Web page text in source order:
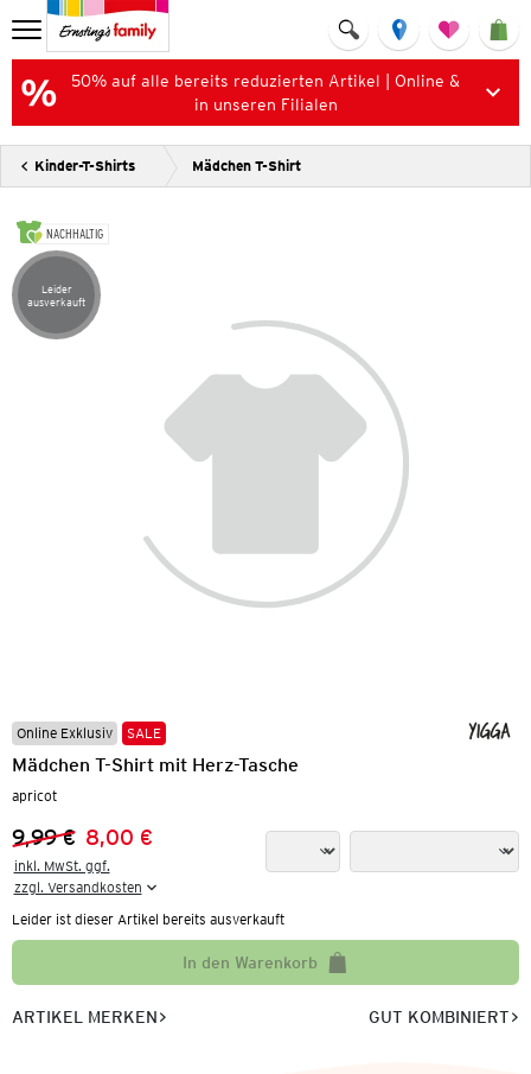
50% auf alle bereits reduzierten Artikel | Online &
in unseren Filialen
Kinder-T-Shirts Mädchen T-Shirt
NACHHALTIG
Artikel leider ausverkauft
Leider
ausverkauft
Online Exklusiv SALE
Mädchen T-Shirt mit Herz-Tasche
apricot
Vorheriger Preis:
9,99 €
Neuer Preis:
8,00 €
inkl. MwSt. ggf.
zzgl. Versandkosten
Leider ist dieser Artikel bereits ausverkauft
In den Warenkorb
ARTIKEL MERKEN GUT KOMBINIERT